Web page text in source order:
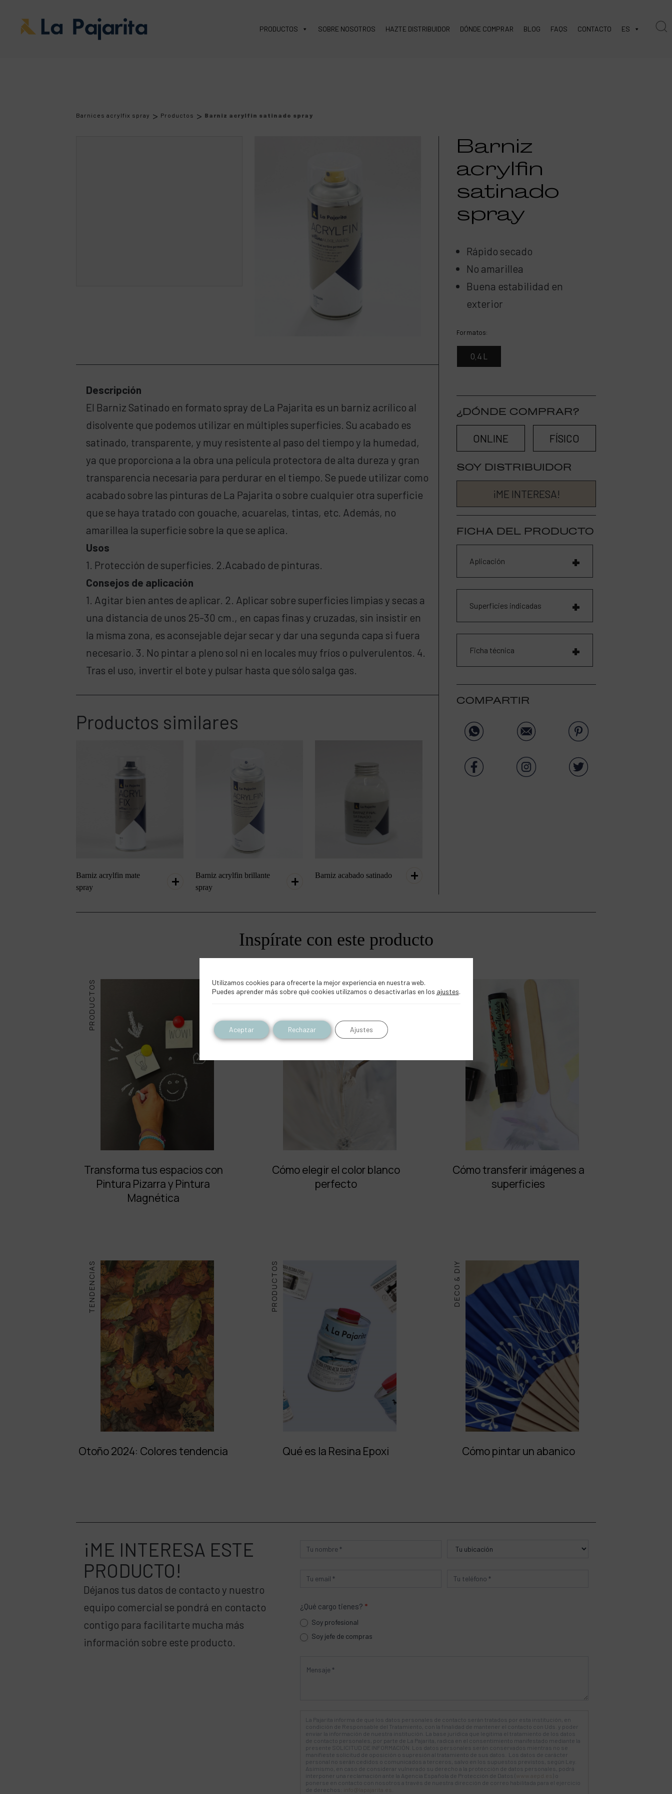
PRODUCTOS SOBRE NOSOTROS HAZTE DISTRIBUIDOR DÓNDE COMPRAR BLOG FAQS CONTACTO ES
Barnices acrylfix spray > Productos > Barniz acrylfin satinado spray
Descripción
El Barniz Satinado en formato spray de La Pajarita es un barniz acrílico al
disolvente que podemos utilizar en múltiples superficies. Su acabado es
satinado, transparente, y muy resistente al paso del tiempo y la humedad,
ya que proporciona a la obra una película protectora de alta dureza y gran
transparencia necesaria para perdurar en el tiempo. Se puede utilizar como
acabado sobre las pinturas de La Pajarita o sobre cualquier otra superficie
que se haya tratado con gouache, acuarelas, tintas, etc. Además, no
amarillea la superficie sobre la que se aplica.
Usos
1. Protección de superficies. 2.Acabado de pinturas.
Consejos de aplicación
1. Agitar bien antes de aplicar. 2. Aplicar sobre superficies limpias y secas a
una distancia de unos 25-30 cm., en capas finas y cruzadas, sin insistir en
la misma zona, es aconsejable dejar secar y dar una segunda capa si fuera
necesario. 3. No pintar a pleno sol ni en locales muy fríos o pulverulentos. 4.
Tras el uso, invertir el bote y pulsar hasta que sólo salga gas.
Productos similares
Barniz acrylfin mate
spray
Barniz acrylfin brillante
spray
Barniz acabado satinado
Barniz
acrylfin
satinado
spray
Rápido secado
No amarillea
Buena estabilidad en
exterior
Formatos:
0,4 L
¿DÓNDE COMPRAR?
ONLINE FÍSICO
SOY DISTRIBUIDOR
¡ME INTERESA!
FICHA DEL PRODUCTO
Aplicación
Superficies indicadas
Ficha técnica
COMPARTIR
Inspírate con este producto
PRODUCTOS
Transforma tus espacios con
Pintura Pizarra y Pintura
Magnética
BELLAS ARTES
Cómo elegir el color blanco
perfecto
Cómo transferir imágenes a
superficies
TENDENCIAS
Otoño 2024: Colores tendencia
PRODUCTOS
Qué es la Resina Epoxi
DECO & DIY
Cómo pintar un abanico
¡ME INTERESA ESTE
PRODUCTO!
Déjanos tus datos de contacto y nuestro
equipo comercial se pondrá en contacto
contigo para facilitarte mucha más
información sobre este producto.
Producto
¿Qué cargo tienes? *
Soy profesional
Soy jefe de compras
La Pajarita informa de que los datos personales de contacto serán tratados por esta institución, en
condición de Responsable del Tratamiento, con la finalidad de mantener el contacto con Uds. y poder
enviar la información de nuestra institución. La base jurídica que legitima el tratamiento de los datos
de contacto personales, por parte de La Pajarita, radica en el consentimiento manifestado mediante la
presente SOLICITUD DE INFORMACIÓN. Los datos personales serán conservados mientras no se
manifieste solicitud de oposición o supresión al tratamiento de sus datos. Los datos de carácter
personal no serán cedidos o comunicados a terceros, salvo en los supuestos previstos, según Ley.
Asimismo, en caso de considerar vulnerado su derecho a la protección de datos personales, podrá
interponer una reclamación ante la Agencia Española de Protección de Datos (
) o
ponerse en contacto con nosotros a través de nuestra dirección de correo habilitada para el ejercicio
de derechos:
Utilizamos cookies para ofrecerte la mejor experiencia en nuestra web.
Puedes aprender más sobre qué cookies utilizamos o desactivarlas en los ajustes.
Aceptar Rechazar Ajustes